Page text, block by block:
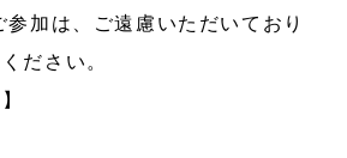
加は、ご遠慮いただいており
ださい。